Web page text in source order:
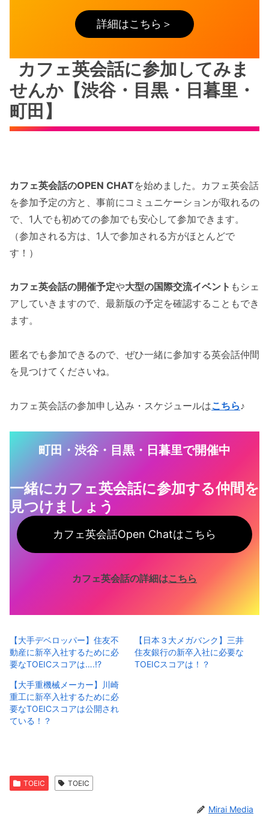
詳細はこちら＞
カフェ英会話に参加してみま
せんか【渋谷・目黒・日暮里・
町田】
カフェ英会話のOPEN CHATを始めました。カフェ英会話
を参加予定の方と、事前にコミュニケーションが取れるの
で、1人でも初めての参加でも安心して参加できます。
（参加される方は、1人で参加される方がほとんどで
す！）
カフェ英会話の開催予定や大型の国際交流イベント もシェ
アしていきますので、最新版の予定を確認することもでき
ます。
匿名でも参加できるので、ぜひ一緒に参加する英会話仲間
を見つけてくださいね。
カフェ英会話の参加申し込み・スケジュールはこちら♪
町田・渋谷・目黒・日暮里で開催中
一緒にカフェ英会話に参加する仲間を
見つけ ましょう
カフェ英会話Open Chatはこちら
カフェ英会話の詳細はこちら
【大手デベロッパー】住友不
動産に新卒入社するために必
要なTOEICスコアは….!?
【日本３大メガバンク】三井
住友銀行の新卒入社に必要な
TOEICスコアは！？
【大手重機械メーカー】川崎
重工に新卒入社するために必
要なTOEICスコアは公開され
ている！？
TOEIC TOEIC
Mirai Media